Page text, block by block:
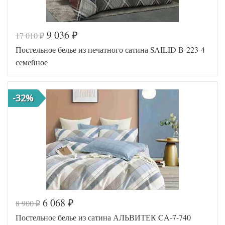
Код товара
557-127
Артикул
SLD-B-
Ткань
Размер
150х215
Размер
простыни
250х250
(2шт),
70х70
(2шт)
Производитель
Sailid
(Китай)
Код товара
560-372
Артикул
SLD-B-
17 010₽ 9 036 ₽
Постельное белье из печатного сатина SAILID B-223-4
семейное
-32%
8 900₽ 6 068 ₽
Постельное белье из сатина АЛЬВИТЕК CA-7-740